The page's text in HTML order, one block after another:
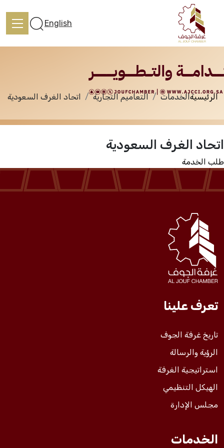
تعرف علينا
الخدمات
المركز الإعلامي
فعاليات الغرفة
فعاليات الجوف
مشاريع الغرفة
English
الخدمات
الرئيسيةالخدمات التعاميم التجارية اتحاد الغرف السعودية
اتحاد الغرف السعودية
طلب الخدمة
تعرف علينا
تاريخ غرفة الجوف
الرؤية والرسالة
استراتيجية الغرفة
الهيكل التنظيمي
مجلس الإدارة
الخدمات